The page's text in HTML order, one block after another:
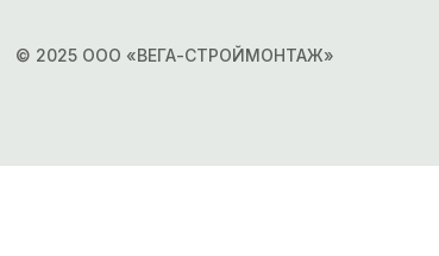
© 2025 ООО «ВЕГА-СТРОЙМОНТАЖ»